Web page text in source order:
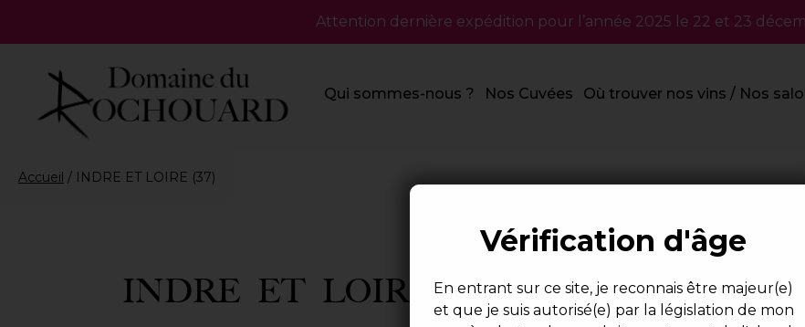
Attention dernière expédition pour l’année 2025 le 22 et 23
Qui sommes-nous ? Nos Cuvées Où trouver nos vins / Nos
Accueil / INDRE ET LOIRE (37)
INDRE ET LOIRE (37)
Vérification d'âge
En entrant sur ce site, je reconnais être majeur(e)
et que je suis autorisé(e) par la législation de mon